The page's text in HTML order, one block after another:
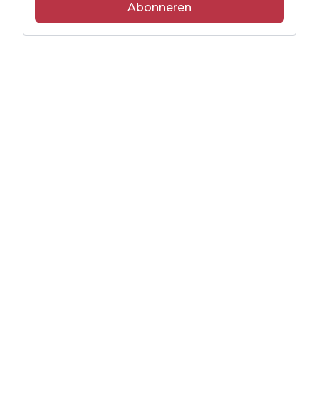
Abonneren